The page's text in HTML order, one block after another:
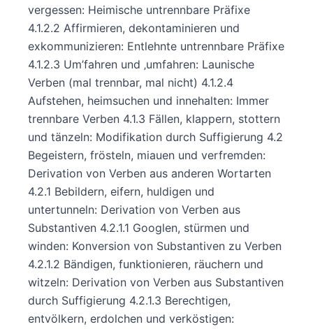
vergessen: Heimische untrennbare Präfixe
4.1.2.2 Affirmieren, dekontaminieren und
exkommunizieren: Entlehnte untrennbare Präfixe
4.1.2.3 Um’fahren und ‚umfahren: Launische
Verben (mal trennbar, mal nicht) 4.1.2.4
Aufstehen, heimsuchen und innehalten: Immer
trennbare Verben 4.1.3 Fällen, klappern, stottern
und tänzeln: Modifikation durch Suffigierung 4.2
Begeistern, frösteln, miauen und verfremden:
Derivation von Verben aus anderen Wortarten
4.2.1 Bebildern, eifern, huldigen und
untertunneln: Derivation von Verben aus
Substantiven 4.2.1.1 Googlen, stürmen und
winden: Konversion von Substantiven zu Verben
4.2.1.2 Bändigen, funktionieren, räuchern und
witzeln: Derivation von Verben aus Substantiven
durch Suffigierung 4.2.1.3 Berechtigen,
entvölkern, erdolchen und verköstigen: